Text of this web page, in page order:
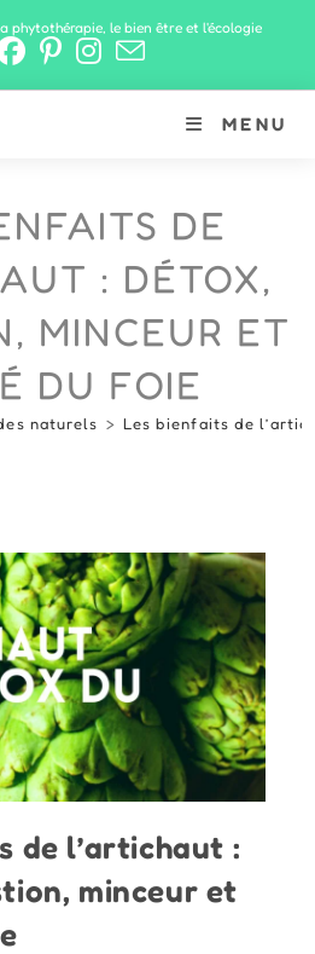
phytothérapie, le bien être et l'écologie
MENU
DE
: DÉTOX,
MINCEUR ET
DU FOIE
naturels > Les bienfaits de
de l’artichaut :
minceur et